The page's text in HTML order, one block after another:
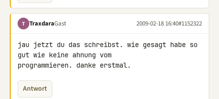
T TraxdaraGast 2009-02-18 16:40#1152322
jau jetzt du das schreibst. wie gesagt habe so
gut wie keine ahnung vom
programmieren. danke erstmal.
Antwort